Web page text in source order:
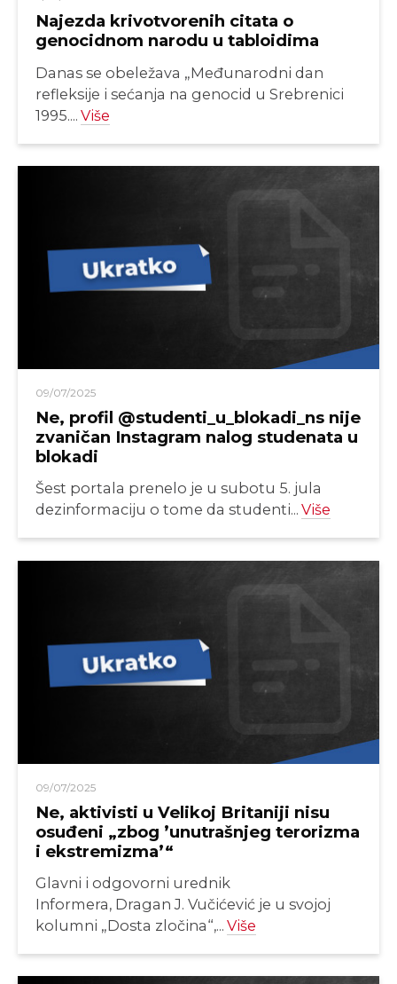
Najezda krivotvorenih citata o
genocidnom narodu u tabloidima
Danas se obeležava „Međunarodni dan
refleksije i sećanja na genocid u Srebrenici
1995.... Više
09/07/2025
Ne, profil @studenti_u_blokadi_ns nije
zvaničan Instagram nalog studenata u
blokadi
Šest portala prenelo je u subotu 5. jula
dezinformaciju o tome da studenti... Više
09/07/2025
Ne, aktivisti u Velikoj Britaniji nisu
osuđeni „zbog ’unutrašnjeg terorizma
i ekstremizma’“
Glavni i odgovorni urednik
Informera, Dragan J. Vučićević je u svojoj
kolumni „Dosta zločina“,... Više